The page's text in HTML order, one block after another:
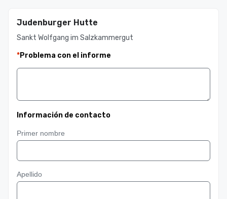
Judenburger Hutte
Sankt Wolfgang im Salzkammergut
*Problema con el informe
Información de contacto
Primer nombre
Apellido